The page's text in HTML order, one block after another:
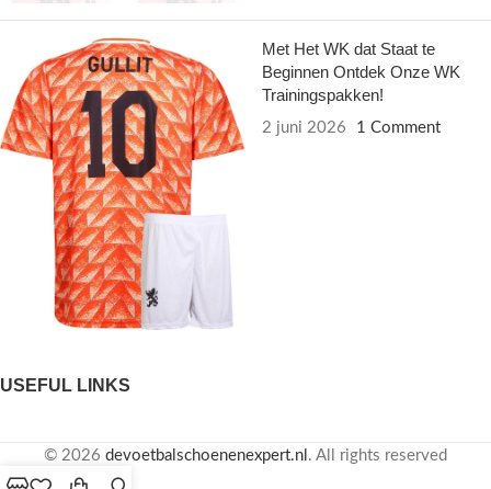
Met Het WK dat Staat te
Beginnen Ontdek Onze WK
Trainingspakken!
2 juni 2026 1 Comment
USEFUL LINKS
© 2026 devoetbalschoenenexpert.nl . All rights reserved